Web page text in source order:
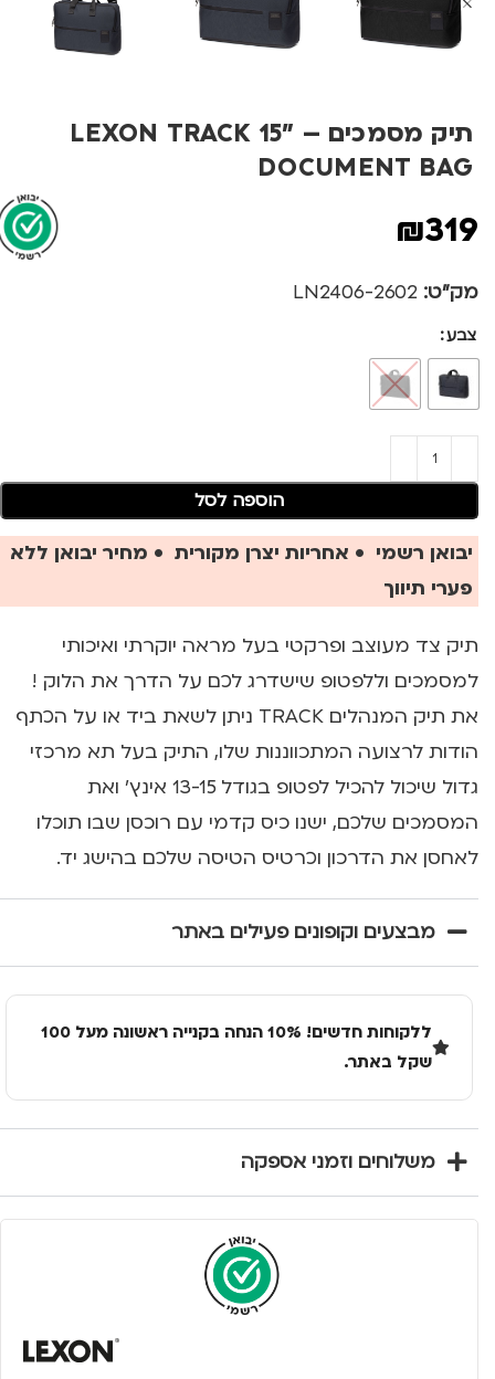
תיק מסמכים – LEXON TRACK 15"
DOCUMENT BAG
₪319
מק"ט: 2602-LN2406
צבע
הוספה לסל
יבואן רשמי • אחריות יצרן מקורית • מחיר יבואן ללא
פערי תיווך
תיק צד מעוצב ופרקטי בעל מראה יוקרתי ואיכותי
למסמכים וללפטופ שישדרג לכם על הדרך את הלוק !
את תיק המנהלים TRACK ניתן לשאת ביד או על הכתף
הודות לרצועה המתכווננות שלו, התיק בעל תא מרכזי
גדול שיכול להכיל לפטופ בגודל 13-15 אינץ' ואת
המסמכים שלכם, ישנו כיס קדמי עם רוכסן שבו תוכלו
לאחסן את הדרכון וכרטיס הטיסה שלכם בהישג יד.
מבצעים וקופונים פעילים באתר
ללקוחות חדשים! 10% הנחה בקנייה ראשונה מעל 100
שקל באתר.
משלוחים וזמני אספקה